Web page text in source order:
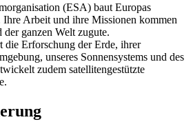
(ESA) baut Europas
Ihre Arbeit und ihre Missionen kommen
ganzen Welt zugute.
die Erforschung der Erde, ihrer
unseres Sonnensystems und des
zudem satellitengestützte